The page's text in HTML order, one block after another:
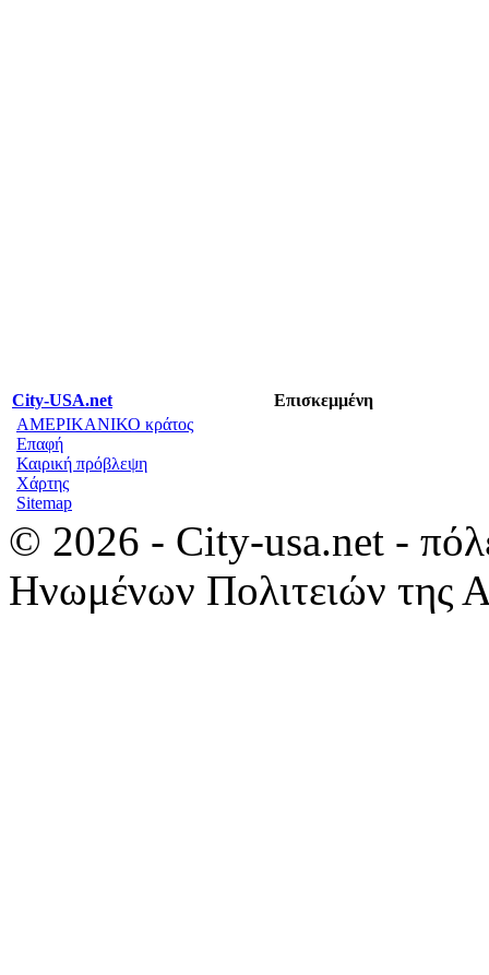
City-USA.net
Επισκεμμένη
ΑΜΕΡΙΚΑΝΙΚΟ κράτος
Επαφή
Καιρική πρόβλεψη
Χάρτης
Sitemap
© 2026 - City-usa.net -
Ηνωμένων Πολιτειών της